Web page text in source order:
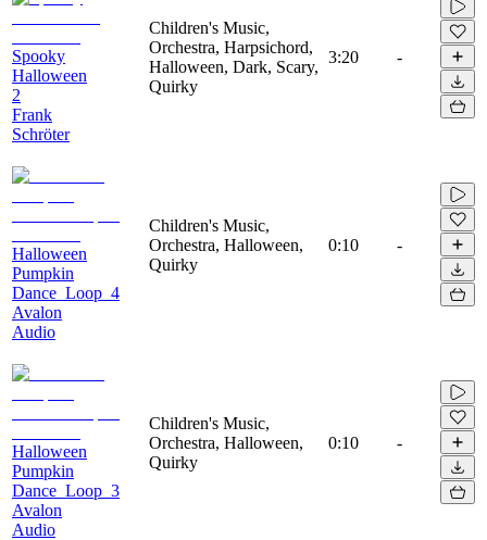
Spooky
Halloween
2
Frank
Schröter
Children's Music,
Orchestra, Harpsichord,
Halloween, Dark, Scary,
Quirky
3:20 -
Halloween
Pumpkin
Dance_Loop_4
Avalon
Audio
Children's Music,
Orchestra, Halloween,
Quirky
0:10 -
Halloween
Pumpkin
Dance_Loop_3
Avalon
Audio
Children's Music,
Orchestra, Halloween,
Quirky
0:10 -